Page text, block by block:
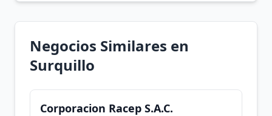
Negocios Similares en
Surquillo
Corporacion Racep S.A.C.